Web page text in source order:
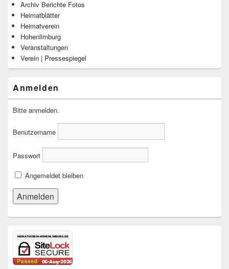
Archiv Berichte Fotos
Heimatblätter
Heimatverein
Hohenlimburg
Veranstaltungen
Verein | Pressespiegel
Anmelden
Bitte anmelden.
Benutzername
Passwort
Angemeldet bleiben